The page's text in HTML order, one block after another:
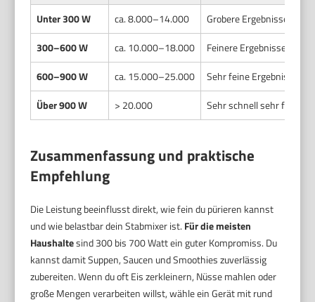
Unter 300 W
ca. 8.000–14.000
Grobere Ergebnisse.
300–600 W
ca. 10.000–18.000
Feinere Ergebnisse
600–900 W
ca. 15.000–25.000
Sehr feine Ergebnisse
Über 900 W
> 20.000 Sehr schnell sehr fein.
Zusammenfassung und praktische
Empfehlung
Die Leistung beeinflusst direkt, wie fein du pürieren kannst
und wie belastbar dein Stabmixer ist. Für die meisten
Haushaltesind 300 bis 700 Watt ein guter Kompromiss. Du
kannst damit Suppen, Saucen und Smoothies zuverlässig
zubereiten. Wenn du oft Eis zerkleinern, Nüsse mahlen oder
große Mengen verarbeiten willst, wähle ein Gerät mit rund